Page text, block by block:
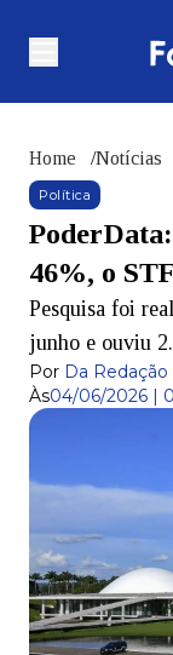
Home /Notícias
Política
46%, o
Pesquisa foi
junho e ouviu
Por Da Redação
Às04/06/2026 |